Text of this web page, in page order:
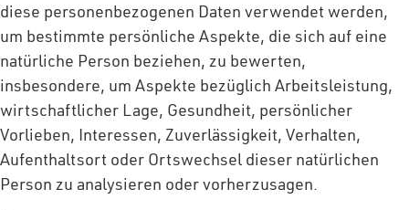
diese personenbezogenen Daten verwendet werden,
um bestimmte persönliche Aspekte, die sich auf eine
natürliche Person beziehen, zu bewerten,
insbesondere, um Aspekte bezüglich Arbeitsleistung,
wirtschaftlicher Lage, Gesundheit, persönlicher
Vorlieben, Interessen, Zuverlässigkeit, Verhalten,
Aufenthaltsort oder Ortswechsel dieser natürlichen
Person zu analysieren oder vorherzusagen.